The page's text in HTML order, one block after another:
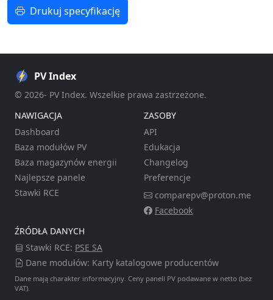
Drukuj specyfikację
PV Index
© 2026- PV Index. Wszelkie prawa zastrzeżone.
NAWIGACJA
Dashboard
Baza modułów PV
Baza magazynów energii
Najlepsze panele
Stawki RCE
ZASOBY
API
Edukacja
Changelog
Preferencje
comparepv@proton.me
Facebook
ŹRÓDŁA DANYCH
Stawki RCE: PSE SA
Dane modułów: Karty katalogowe producentów
Dane mają charakter informacyjny. Ceny paneli PV podawane w netto (bez
VAT).